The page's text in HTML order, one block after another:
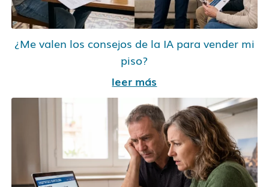
¿Me valen los consejos de la IA para vender mi
piso?
leer más